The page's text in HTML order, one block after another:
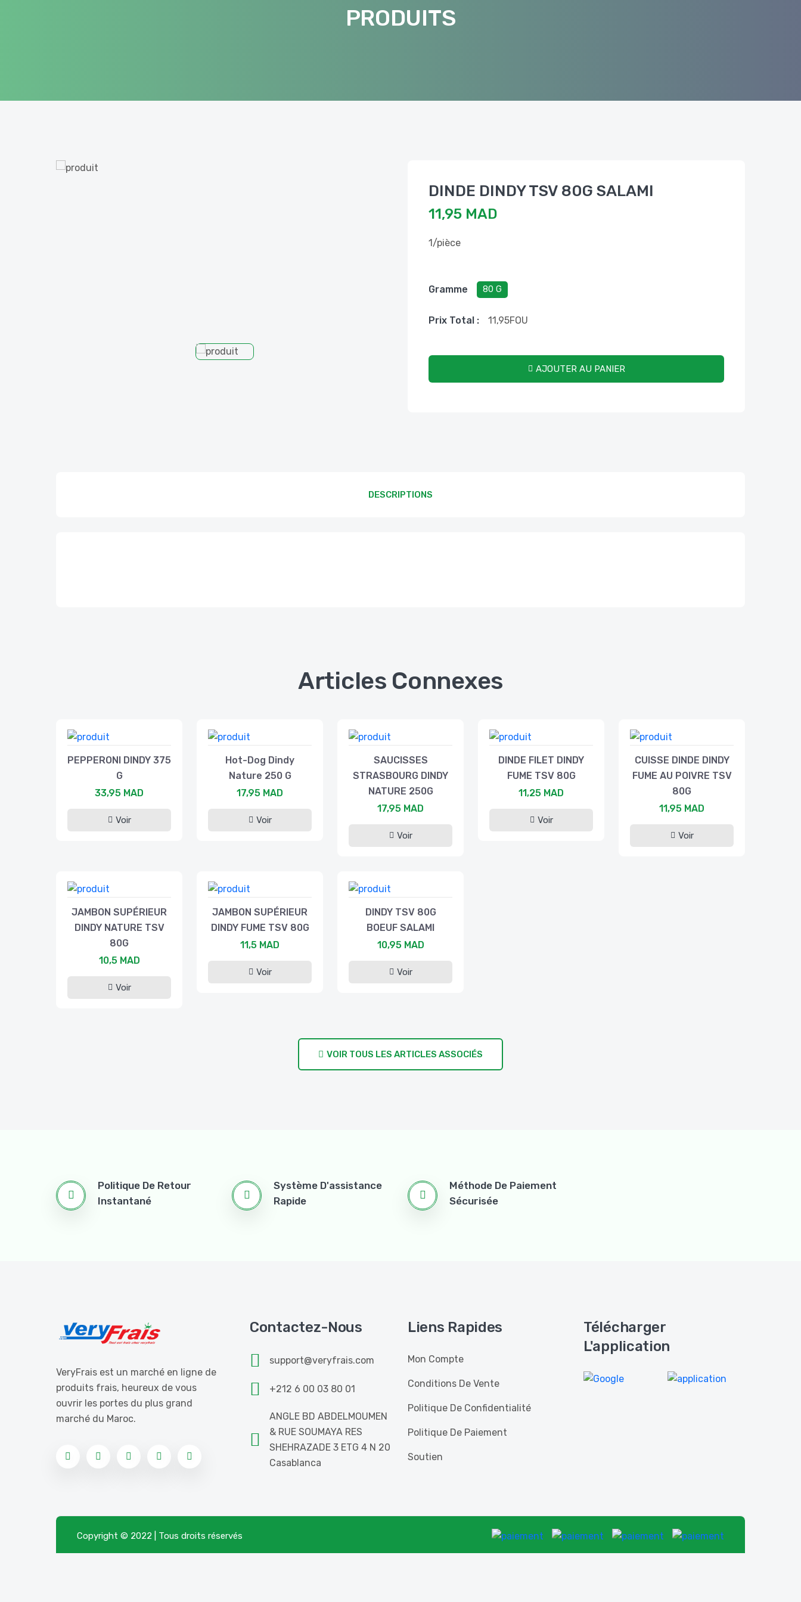
PRODUITS
DINDE DINDY TSV 80G SALAMI
11,95 MAD
1/pièce
Gramme 80 G
Prix ​​total : 11,95FOU
AJOUTER AU PANIER
DESCRIPTIONS
Articles Connexes
PEPPERONI DINDY 375
G
33,95 MAD
Voir
Hot-Dog Dindy
Nature 250 G
17,95 MAD
Voir
SAUCISSES
STRASBOURG DINDY
NATURE 250G
17,95 MAD
Voir
DINDE FILET DINDY
FUME TSV 80G
11,25 MAD
Voir
CUISSE DINDE DINDY
FUME AU POIVRE TSV
80G
11,95 MAD
Voir
JAMBON SUPÉRIEUR
DINDY NATURE TSV
80G
10,5 MAD
Voir
JAMBON SUPÉRIEUR
DINDY FUME TSV 80G
11,5 MAD
Voir
DINDY TSV 80G
BOEUF SALAMI
10,95 MAD
Voir
VOIR TOUS LES ARTICLES ASSOCIÉS
Politique De Retour
Instantané
Système D'assistance
Rapide
Méthode De Paiement
Sécurisée
VeryFrais est un marché en ligne de
produits frais, heureux de vous
ouvrir les portes du plus grand
marché du Maroc.
Contactez-Nous
support@veryfrais.com
+212 6 00 03 80 01
ANGLE BD ABDELMOUMEN
& RUE SOUMAYA RES
SHEHRAZADE 3 ETG 4 N 20
Casablanca
Liens Rapides
Mon Compte
Conditions De Vente
Politique De Confidentialité
Politique De Paiement
Soutien
Télécharger
L'application
Copyright © 2022 | Tous droits réservés